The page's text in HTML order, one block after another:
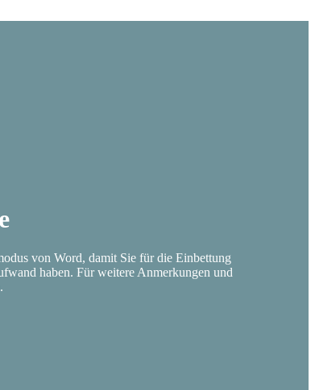
von Word, damit Sie für die Einbettung
haben. Für weitere Anmerkungen und